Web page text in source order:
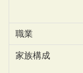
職業
家族構成